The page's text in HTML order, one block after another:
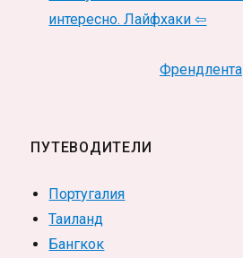
интересно. Лайфхаки ⇦
Френдлента
ПУТЕВОДИТЕЛИ
Португалия
Таиланд
Бангкок